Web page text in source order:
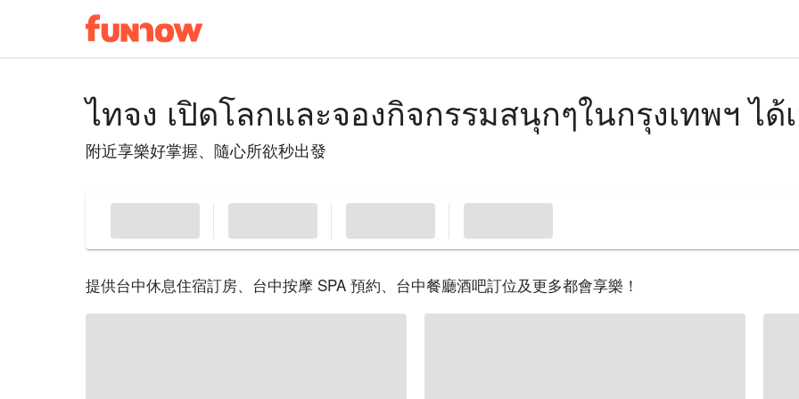
ไทจง เปิดโลกและจองกิจกรรมสนุกๆในกรุงเทพฯ ได้
附近享樂好掌握、隨心所欲秒出發
提供台中休息住宿訂房、台中按摩 SPA 預約、台中餐廳酒吧訂位及更多都會享樂！